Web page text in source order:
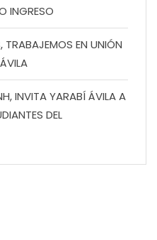
INGRESO
TRABAJEMOS EN UNIÓN
INVITA YARABÍ ÁVILA A
DEL